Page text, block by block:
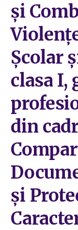
și
Școlar
clasa I,
din
și